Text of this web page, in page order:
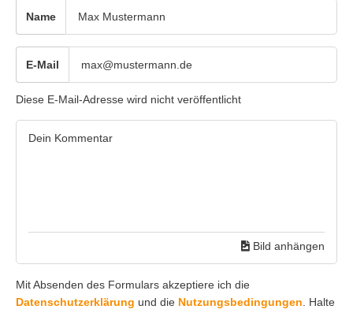
Name
E-Mail
Diese E-Mail-Adresse wird nicht veröffentlicht
Bild anhängen
Mit Absenden des Formulars akzeptiere ich die
Datenschutzerklärung und die Nutzungsbedingungen . Halte